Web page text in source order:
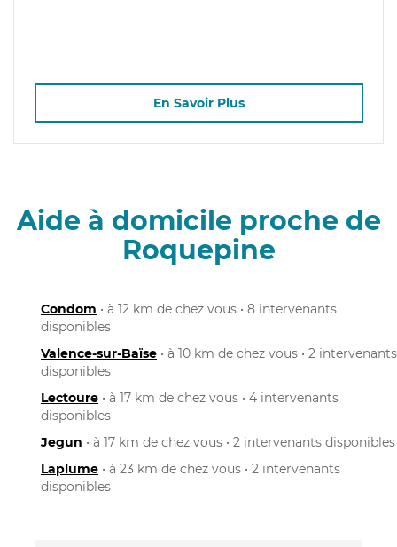
En Savoir Plus
Aide à domicile proche de
Roquepine
Condom • à 12 km de chez vous • 8 intervenants
disponibles
Valence-sur-Baïse • à 10 km de chez vous • 2 intervenants
disponibles
Lectoure • à 17 km de chez vous • 4 intervenants
disponibles
Jegun • à 17 km de chez vous • 2 intervenants disponibles
Laplume • à 23 km de chez vous • 2 intervenants
disponibles